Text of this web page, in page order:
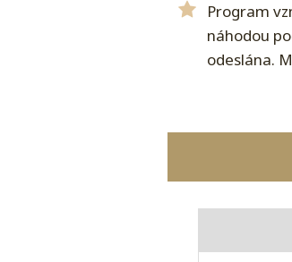
Program
náhodou
odeslána.